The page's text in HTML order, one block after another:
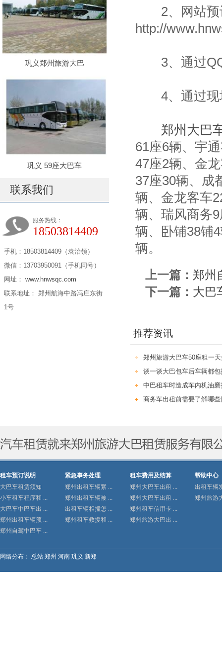
巩义郑州旅游大巴
巩义 59座大巴车
联系我们
服务热线：
18503814409
手机：18503814409（袁治领）
微信：13703950091（手机同号）
网址： www.hnwsqc.com
联系地址： 郑州航海中路冯庄东街
1号
2、网站预
http://
3、通过QQ
4、通过现
郑州大巴
61座6辆、宇
47座2辆、金
37座30辆、成
辆、金龙客车
辆、瑞风商务
辆、卧铺38铺
辆。
上一篇： 郑州
下一篇： 大巴
推荐资讯
郑州旅游大巴车50座租一
谈一谈大巴包车后车辆都
中巴租车时造成车内机油
商务车出租前需要了解哪些
租车预订说明
大巴车租赁须知
小车租车程序和 ...
大巴车中巴车出 ...
郑州出租车辆预 ...
郑州自驾中巴车 ...
紧急事务处理
郑州出租车辆紧 ...
郑州出租车辆被 ...
出租车辆相撞怎 ...
郑州租车救援和 ...
租车费用及结算
郑州大巴车出租 ...
郑州大巴车出租 ...
郑州租车信用卡 ...
郑州旅游大巴出 ...
帮助中心
出租车辆
郑州旅游
网络分布： 总站 郑州 河南 巩义 新郑